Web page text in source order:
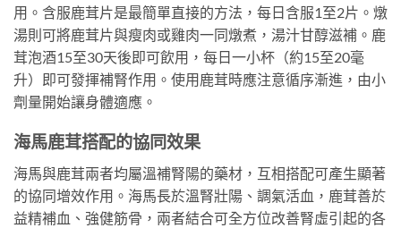
用。含服鹿茸片是最簡單直接的方法，每日含服1至2片。燉
湯則可將鹿茸片與瘦肉或雞肉一同燉煮，湯汁甘醇滋補。鹿
茸泡酒15至30天後即可飲用，每日一小杯（約15至20毫
升）即可發揮補腎作用。使用鹿茸時應注意循序漸進，由小
劑量開始讓身體適應。
海馬鹿茸搭配的協同效果
海馬與鹿茸兩者均屬溫補腎陽的藥材，互相搭配可產生顯著
的協同增效作用。海馬長於溫腎壯陽、調氣活血，鹿茸善於
益精補血、強健筋骨，兩者結合可全方位改善腎虛引起的各